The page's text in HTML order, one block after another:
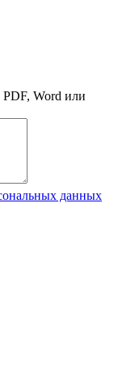
Word или
данных